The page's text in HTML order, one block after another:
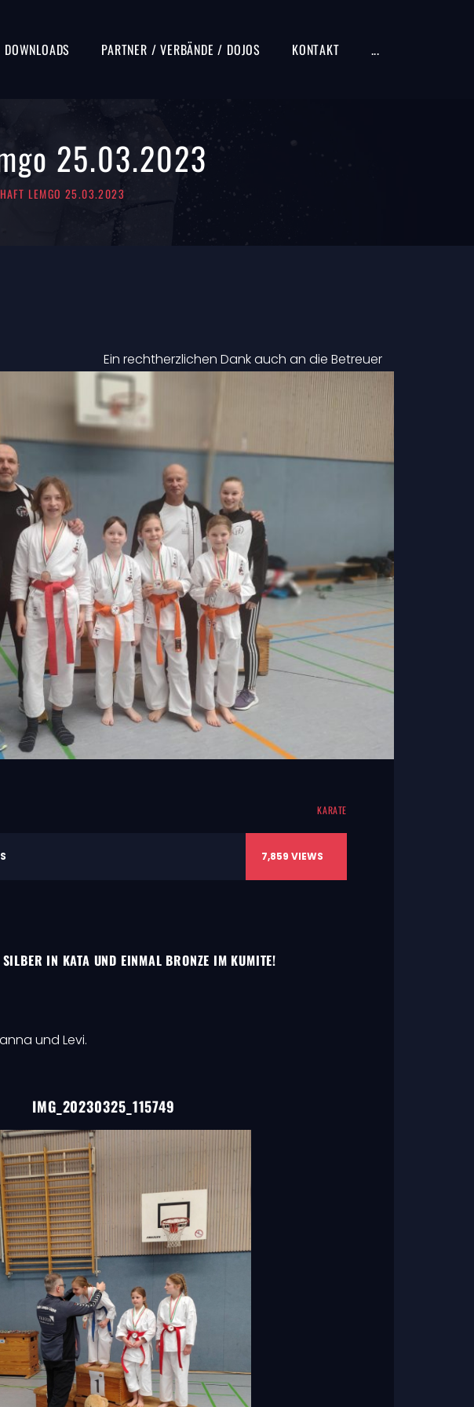
DOWNLOADS PARTNER / VERBÄNDE / DOJOS KONTAKT ...
25.03.2023
LEMGO 25.03.2023
KARATE
7,859 VIEWS
IN KATA UND EINMAL BRONZE IM KUMITE!
und Levi.
IMG_20230325_115749
Ein rechtherzlichen Dank auch an die Betreuer
Annika und Waldemar.